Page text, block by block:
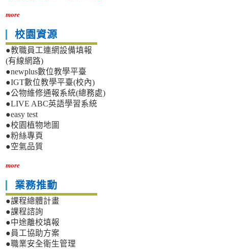
more
校園資源
●教職員工連網設備填報
(有線網路)
●newplus數位教學平臺
●IGT數位教學平臺(校內)
●公物維修通報系統(總務處)
●LIVE ABC英語學習系統
●easy test
●校園植物地圖
●粉絲專頁
●空氣品質
more
業務推動
●課程總體計畫
●課程諮詢
●中途離校填報
●員工協助方案
●職業安全衛生管理